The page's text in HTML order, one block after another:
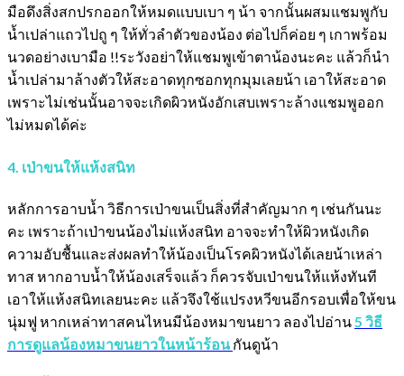
มือดึงสิ่งสกปรกออกให้หมดแบบเบา ๆ น้า จากนั้นผสมแชมพูกับ
น้ำเปล่าแถวไปถู ๆ ให้ทั่วลำตัวของน้อง ต่อไปก็ค่อย ๆ เกาพร้อม
นวดอย่างเบามือ !!ระวังอย่าให้แชมพูเข้าตาน้องนะคะ แล้วก็นำ
น้ำเปล่ามาล้างตัวให้สะอาดทุกซอกทุกมุมเลยน้า เอาให้สะอาด
เพราะไม่เช่นนั้นอาจจะเกิดผิวหนังอักเสบเพราะล้างแชมพูออก
ไม่หมดได้ค่ะ
4. เป่าขนให้แห้งสนิท
หลักการอาบน้ำ วิธีการเป่าขนเป็นสิ่งที่สำคัญมาก ๆ เช่นกันนะ
คะ เพราะถ้าเป่าขนน้องไม่แห้งสนิท อาจจะทำให้ผิวหนังเกิด
ความอับชื้นและส่งผลทำให้น้องเป็นโรคผิวหนังได้เลยน้าเหล่า
ทาส หากอาบน้ำให้น้องเสร็จแล้ว ก็ควรจับเป่าขนให้แห้งทันที
เอาให้แห้งสนิทเลยนะคะ แล้วจึงใช้แปรงหวีขนอีกรอบเพื่อให้ขน
นุ่มฟู หากเหล่าทาสคนไหนมีน้องหมาขนยาว ลองไปอ่าน5 วิธี
การดูแลน้องหมาขนยาวในหน้าร้อนกันดูน้า